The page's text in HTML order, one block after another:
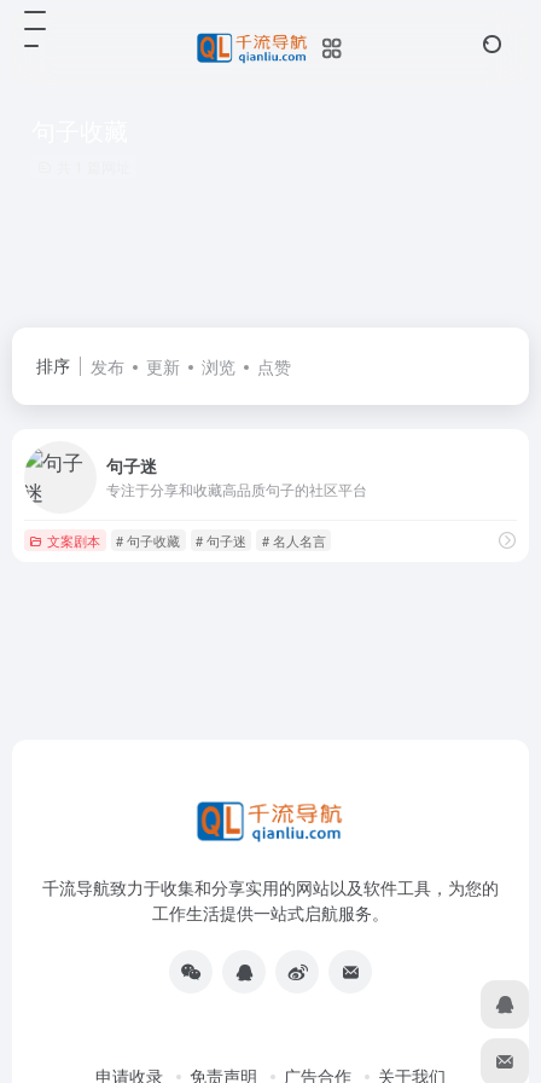
排序 发布 更新 浏览 点赞
句子迷
专注于分享和收藏高品质句子的社区平台
文案剧本 # 句子收藏 # 句子迷 # 名人名言
千流导航致力于收集和分享实用的网站以及软件工具，为您的
工作生活提供一站式启航服务。
申请收录 免责声明 广告合作 关于我们